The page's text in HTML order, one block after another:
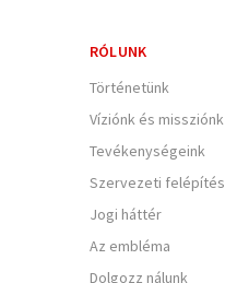
RÓLUNK
Történetünk
Víziónk és missziónk
Tevékenységeink
Szervezeti felépítés
Jogi háttér
Az embléma
Dolgozz nálunk